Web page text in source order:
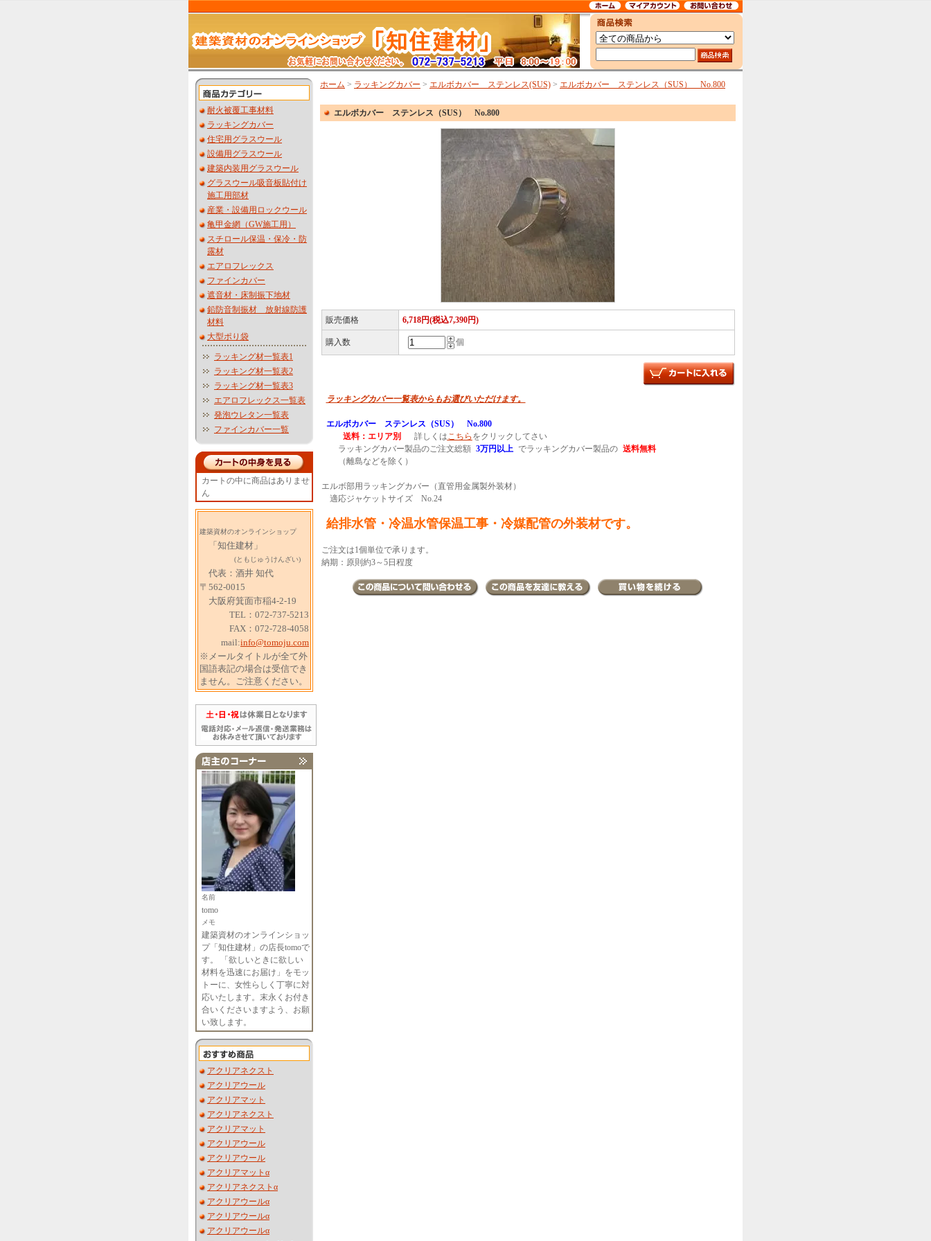
耐火被覆工事材料
ラッキングカバー
住宅用グラスウール
設備用グラスウール
建築内装用グラスウール
グラスウール吸音板貼付け
施工用部材
産業・設備用ロックウール
亀甲金網（GW施工用）
スチロール保温・保冷・防
露材
エアロフレックス
ファインカバー
遮音材・床制振下地材
鉛防音制振材 放射線防護
材料
大型ポり袋
ラッキング材一覧表1
ラッキング材一覧表2
ラッキング材一覧表3
エアロフレックス一覧表
発泡ウレタン一覧表
ファインカバー一覧
カートの中に商品はありませ
ん
建築資材のオンラインショップ
「知住建材」
(ともじゅうけんざい)
代表：酒井 知代
〒562-0015
大阪府箕面市稲4-2-19
TEL：072-737-5213
FAX：072-728-4058
mail:info@tomoju.com
※メールタイトルが全て外
国語表記の場合は受信でき
ません。ご注意ください。
名前
tomo
メモ
建築資材のオンラインショッ
プ「知住建材」の店長tomoで
す。 「欲しいときに欲しい
材料を迅速にお届け」をモッ
トーに、女性らしく丁寧に対
応いたします。末永くお付き
合いくださいますよう、お願
い致します。
アクリアネクスト
アクリアウール
アクリアマット
アクリアネクスト
アクリアマット
アクリアウール
アクリアウール
アクリアマットα
アクリアネクストα
アクリアウールα
アクリアウールα
アクリアウールα
ホーム > ラッキングカバー > エルボカバー ステンレス(SUS) > エルボカバー ステンレス（SUS） No.800
エルボカバー ステンレス（SUS） No.800
販売価格 6,718円(税込7,390円)
購入数 個
ラッキングカバー一覧表からもお選びいただけます。
エルボカバー ステンレス（SUS） No.800
送料：エリア別
詳しくはこちら をクリックしてさい
ラッキングカバー製品のご注文総額 3万円以上 でラッキングカバー製品の 送料無料
（離島などを除く）
エルボ部用ラッキングカバー（直管用金属製外装材）
適応ジャケットサイズ No.24
給排水管・冷温水管保温工事・冷媒配管の外装材です。
ご注文は1個単位で承ります。
納期：原則約3～5日程度